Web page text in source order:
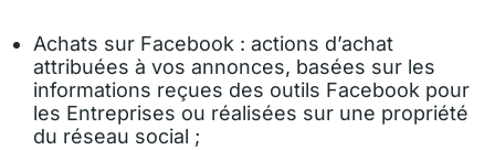
Achats sur Facebook : actions d’achat
attribuées à vos annonces, basées sur les
informations reçues des outils Facebook pour
les Entreprises ou réalisées sur une propriété
du réseau social ;